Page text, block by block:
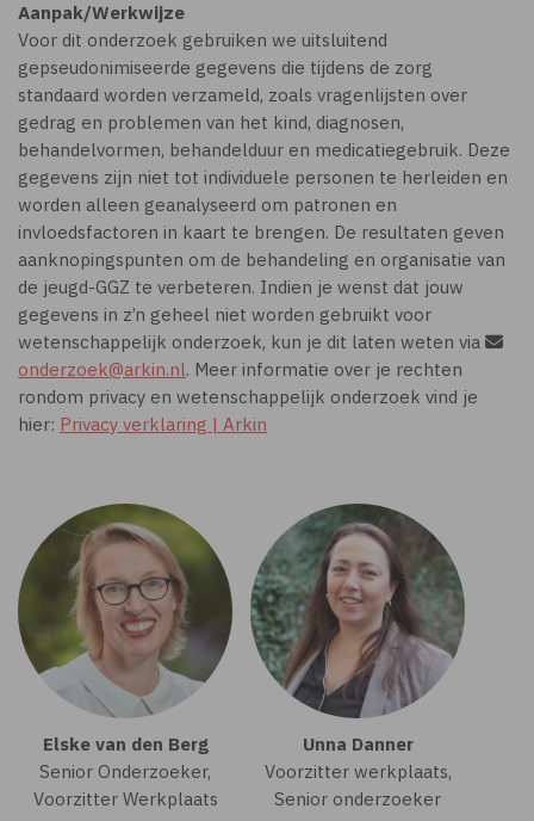
Aanpak/Werkwijze
Voor dit onderzoek gebruiken we uitsluitend
gepseudonimiseerde gegevens die tijdens de zorg
standaard worden verzameld, zoals vragenlijsten over
gedrag en problemen van het kind, diagnosen,
behandelvormen, behandelduur en medicatiegebruik. Deze
gegevens zijn niet tot individuele personen te herleiden en
worden alleen geanalyseerd om patronen en
invloedsfactoren in kaart te brengen. De resultaten geven
aanknopingspunten om de behandeling en organisatie van
de jeugd-GGZ te verbeteren. Indien je wenst dat jouw
gegevens in z’n geheel niet worden gebruikt voor
wetenschappelijk onderzoek, kun je dit laten weten via
onderzoek@arkin.nl. Meer informatie over je rechten
rondom privacy en wetenschappelijk onderzoek vind je
hier: Privacy verklaring | Arkin
Elske van den Berg
Senior Onderzoeker,
Voorzitter Werkplaats
Unna Danner
Voorzitter werkplaats,
Senior onderzoeker